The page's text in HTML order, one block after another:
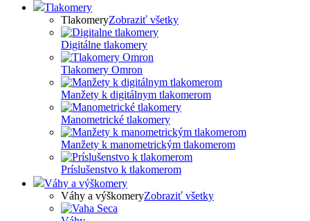
Tlakomery
TlakomeryZobraziť všetky
Digitálne tlakomery
Tlakomery Omron
Manžety k digitálnym tlakomerom
Manometrické tlakomery
Manžety k manometrickým tlakomerom
Príslušenstvo k tlakomerom
Váhy a výškomery
Váhy a výškomeryZobraziť všetky